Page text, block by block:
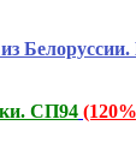
СП94